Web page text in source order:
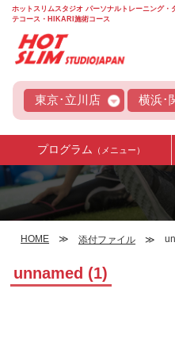
ホットスリムスタジオ パーソナルトレーニング
テコース・HIKARI施術コース
東京･立川店 横浜･
プログラム （メニュー）
HOME 添付ファイル
unnamed (1)